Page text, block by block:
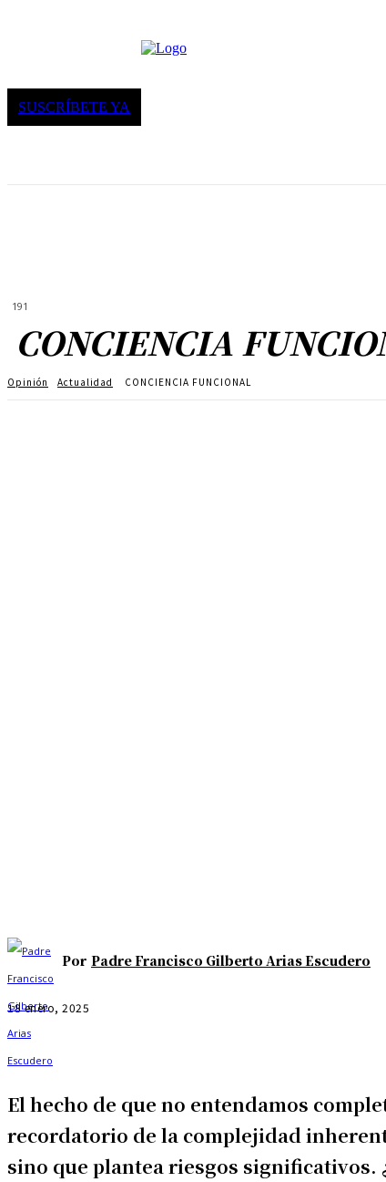
SUSCRÍBETE YA
191
CONCIENCIA
Opinión Actualidad CONCIENCIA FUNCIONAL
Por Padre Francisco Gilberto Arias Escudero
18 enero, 2025
El hecho de que no entendamos
recordatorio de la complejidad
sino que plantea riesgos significativos.